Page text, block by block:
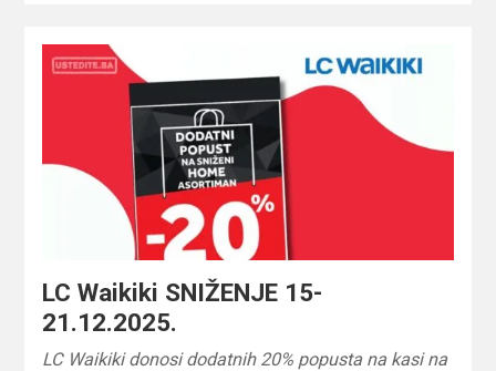
LC Waikiki SNIŽENJE 15-
21.12.2025.
LC Waikiki donosi dodatnih 20% popusta na kasi na